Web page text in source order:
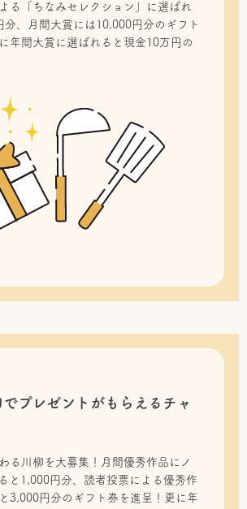
る「ちなみセレクション」に選ばれ
分、月間大賞には10,000円分のギフト
年間大賞に選ばれると現金10万円の
でプレゼントがもらえるチャ
る川柳を大募集！月間優秀作品にノ
と1,000円分、読者投票による優秀作
3,000円分のギフト券を進呈！更に年